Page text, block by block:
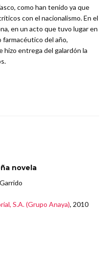
como han tenido ya que
con el nacionalismo. En el
en un acto que tuvo lugar en
farmacéutico del año,
hizo entrega del galardón la
novela
S.A. (Grupo Anaya), 2010